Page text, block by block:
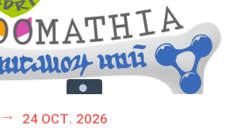
24 oct. 2026